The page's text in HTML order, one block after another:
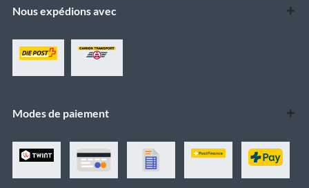
Nous expédions avec
Modes de paiement